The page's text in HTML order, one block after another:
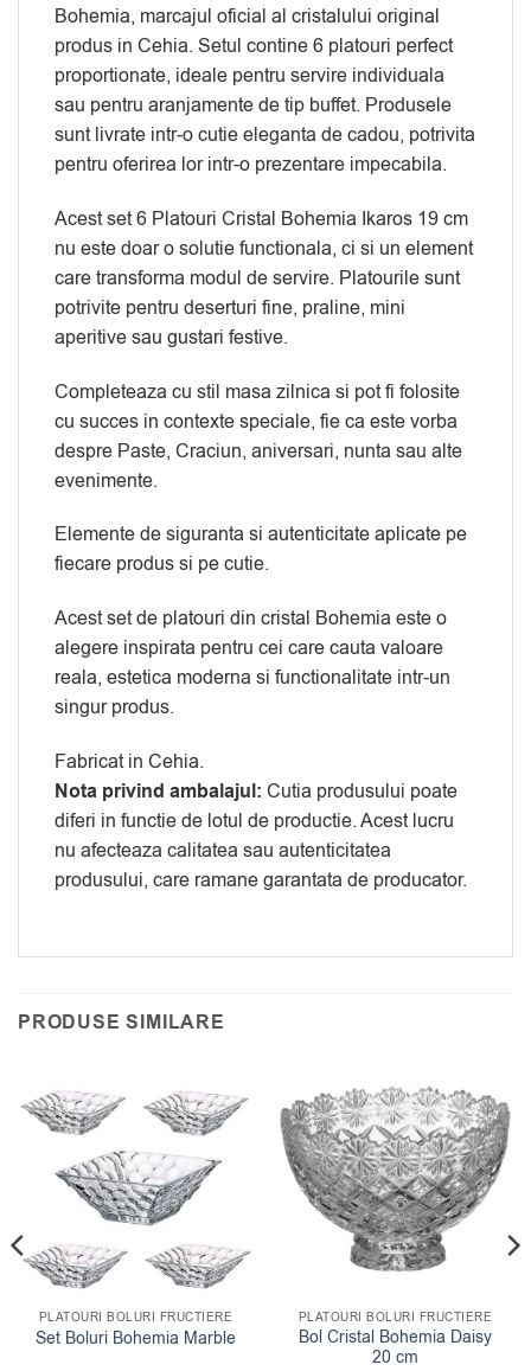
Bohemia, marcajul oficial al cristalului original
produs in Cehia. Setul contine 6 platouri perfect
proportionate, ideale pentru servire individuala
sau pentru aranjamente de tip buffet. Produsele
sunt livrate intr-o cutie eleganta de cadou, potrivita
pentru oferirea lor intr-o prezentare impecabila.
Acest set 6 Platouri Cristal Bohemia Ikaros 19 cm
nu este doar o solutie functionala, ci si un element
care transforma modul de servire. Platourile sunt
potrivite pentru deserturi fine, praline, mini
aperitive sau gustari festive.
Completeaza cu stil masa zilnica si pot fi folosite
cu succes in contexte speciale, fie ca este vorba
despre Paste, Craciun, aniversari, nunta sau alte
evenimente.
Elemente de siguranta si autenticitate aplicate pe
fiecare produs si pe cutie.
Acest set de platouri din cristal Bohemia este o
alegere inspirata pentru cei care cauta valoare
reala, estetica moderna si functionalitate intr-un
singur produs.
Fabricat in Cehia.
Nota privind ambalajul: Cutia produsului poate
diferi in functie de lotul de productie. Acest lucru
nu afecteaza calitatea sau autenticitatea
produsului, care ramane garantata de producator.
PRODUSE SIMILARE
PLATOURI BOLURI FRUCTIERE
Set Boluri Bohemia Marble
PLATOURI BOLURI FRUCTIERE
Bol Cristal Bohemia Daisy
20 cm